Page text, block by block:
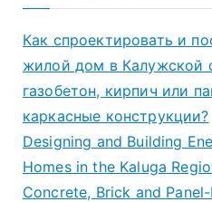
Как спроектировать и
жилой дом в Калужской
газобетон, кирпич или
каркасные конструкции?
Designing and Building
Homes in the Kaluga
Concrete, Brick and